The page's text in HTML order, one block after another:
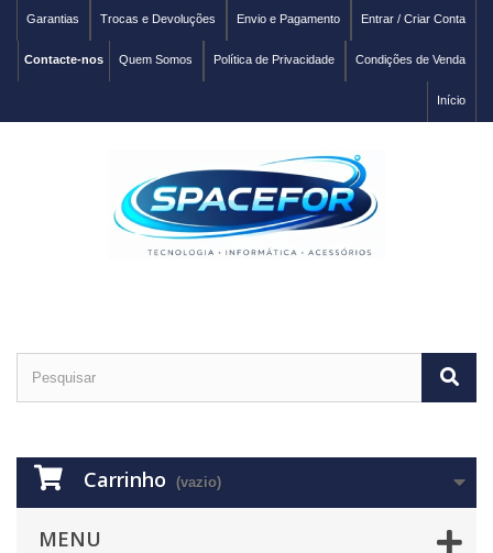
Entrar / Criar Conta
Envio e Pagamento
Trocas e Devoluções
Garantias
Condições de Venda
Política de Privacidade
Quem Somos
Contacte-nos
Início
Carrinho (vazio)
MENU